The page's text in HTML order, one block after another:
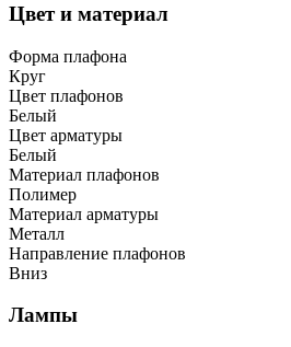
Цвет и материал
Форма плафона
Круг
Цвет плафонов
Белый
Цвет арматуры
Белый
Материал плафонов
Полимер
Материал арматуры
Металл
Направление плафонов
Вниз
Лампы